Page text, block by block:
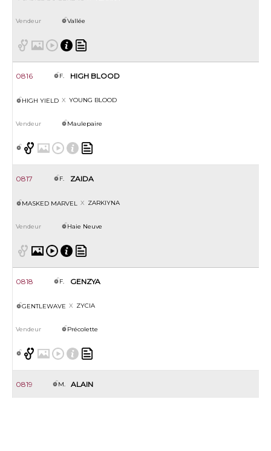
Vallée
0816 F. HIGH BLOOD
HIGH YIELD YOUNG BLOOD
Maulepaire
0817 F. ZAIDA
MASKED MARVEL ZARKIYNA
Haie Neuve
0818 F. GENZYA
GENTLEWAVE ZYCIA
Précolette
0819 M. ALAIN